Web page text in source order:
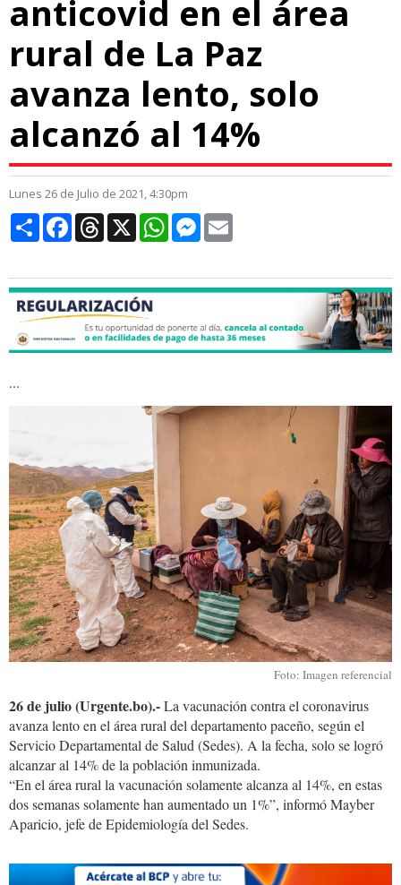
anticovid en el área
rural de La Paz
avanza lento, solo
alcanzó al 14%
Lunes 26 de Julio de 2021, 4:30pm
CompartirFacebookThreads
X WhatsAppMessenger
...
área
rural.jpg
Foto: Imagen referencial
26 de julio (Urgente.bo).-La vacunación contra el coronavirus
avanza lento en el área rural del departamento paceño, según el
Servicio Departamental de Salud (Sedes). A la fecha, solo se logró
alcanzar al 14% de la población inmunizada.
“En el área rural la vacunación solamente alcanza al 14%, en estas
dos semanas solamente han aumentado un 1%”, informó Mayber
Aparicio, jefe de Epidemiología del Sedes.